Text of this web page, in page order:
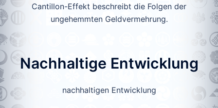
Cantillon-Effekt beschreibt die Folgen der
ungehemmten Geldvermehrung.
Nachhaltige Entwicklung
nachhaltigen Entwicklung